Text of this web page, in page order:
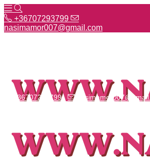
+36707293799
nasimamor007@gmail.com
+36707293799